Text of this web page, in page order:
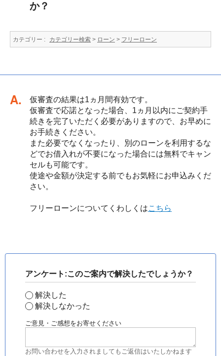
か？
カテゴリー : カテゴリー検索 > ローン > フリーローン
回答
仮審査の結果は1ヵ月間有効です。
仮審査で応諾となった場合、1ヵ月以内にご契約手
続きを完了いただく必要がありますので、お早めに
お手続きください。
また必要でなくなったり、別のローンを利用するな
どでお借入れが不要になった場合には無料でキャン
セルも可能です。
使途や金額が決定する前でもお気軽にお申込みくだ
さい。
フリーローンについてくわしくはこちら
アンケート:このご案内で解決したでしょうか？
解決した
解決しなかった
ご意見・ご感想をお寄せください
お問い合わせを入力されましてもご返信はいたしかねます